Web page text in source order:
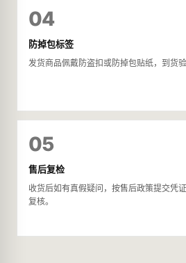
04
防掉包标签
发货商品佩戴防盗扣或防掉包贴纸，到货
05
售后复检
收货后如有真假疑问，按售后政策提交凭
复核。